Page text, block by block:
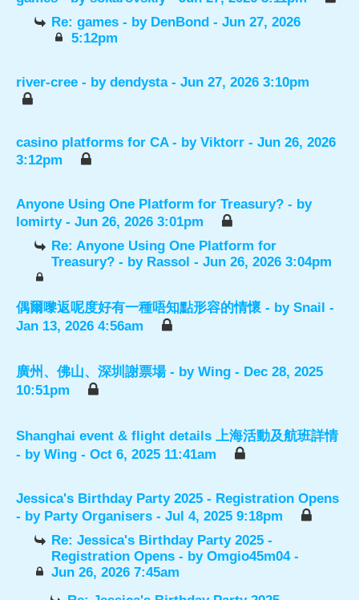
Re: games - by DenBond - Jun 27, 2026
5:12pm
river-cree - by dendysta- Jun 27, 2026 3:10pm
casino platforms for CA - by Viktorr - Jun 26, 2026
3:12pm
Anyone Using One Platform for Treasury? - by
lomirty- Jun 26, 2026 3:01pm
Re: Anyone Using One Platform for
Treasury? - by Rassol - Jun 26, 2026 3:04pm
偶爾嚟返呢度好有一種唔知點形容的情懷 - by Snail -
Jan 13, 2026 4:56am
廣州、佛山、深圳謝票場 - by Wing - Dec 28, 2025
10:51pm
Shanghai event & flight details 上海活動及航班詳情
- by Wing - Oct 6, 2025 11:41am
Jessica's Birthday Party 2025 - Registration Opens
- by Party Organisers - Jul 4, 2025 9:18pm
Re: Jessica's Birthday Party 2025 -
Registration Opens - byOmgio45m04-
Jun 26, 2026 7:45am